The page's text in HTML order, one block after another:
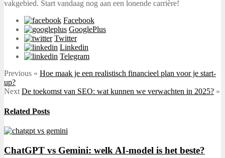
vakgebied. Start vandaag nog aan een lonende carrière!
Facebook
GooglePlus
Twitter
Linkedin
Telegram
Previous « Hoe maak je een realistisch financieel plan voor je start-
up?
Next De toekomst van SEO: wat kunnen we verwachten in 2025? »
Related Posts
ChatGPT vs Gemini: welk AI-model is het beste?